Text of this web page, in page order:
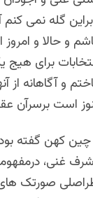
گله نمی
و حالا و
برای هیج
و آگاهانه از
است برسرآن
چین کهن گفته
غنی،
صورتک